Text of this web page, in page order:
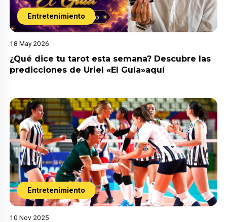
Entretenimiento
18 May 2026
¿Qué dice tu tarot esta semana? Descubre las
predicciones de Uriel «El Guía»aquí
Entretenimiento
10 Nov 2025